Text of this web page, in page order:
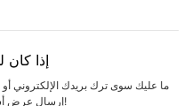
إذا كان
ما عليك سوى ترك بريدك الإلكتروني
إرسال عرض أسعار مجاني لمجموعتنا الواسعة من التصاميم!